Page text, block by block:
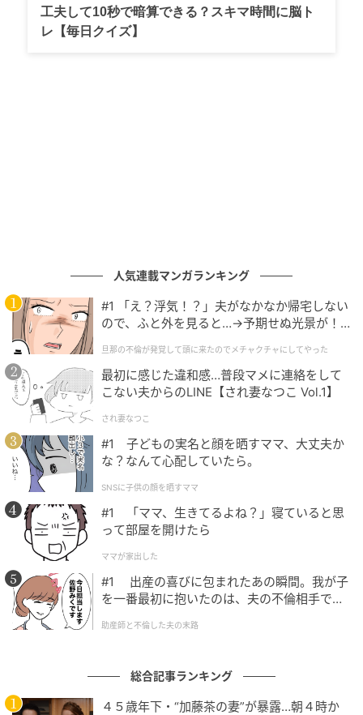
工夫して10秒で暗算できる？スキマ時間に脳ト
レ【毎日クイズ】
人気連載マンガランキング
#1 「え？浮気！？」夫がなかなか帰宅しない
ので、ふと外を見ると…→予期せぬ光景が！
クチャにしてやった
旦那の不倫が発覚して頭に来たのでメチャクチャにしてやった
最初に感じた違和感…普段マメに連絡をして
こない夫からのLINE【され妻なつこ Vol.1】
され妻なつこ
#1 子どもの実名と顔を晒すママ、大丈夫か
な？なんて心配していたら。
SNSに子供の顔を晒すママ
#1 「ママ、生きてるよね？」寝ていると思
って部屋を開けたら
ママが家出した
#1 出産の喜びに包まれたあの瞬間。我が子
を一番最初に抱いたのは、夫の不倫相手でし
助産師と不倫した夫の末路
総合記事ランキング
４５歳年下・“加藤茶の妻”が暴露…朝４時か